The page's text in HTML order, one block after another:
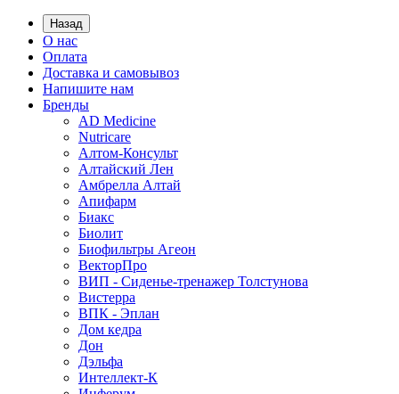
Назад
О нас
Оплата
Доставка и самовывоз
Напишите нам
Бренды
AD Medicine
Nutricare
Алтом-Консульт
Алтайский Лен
Амбрелла Алтай
Апифарм
Биакс
Биолит
Биофильтры Агеон
ВекторПро
ВИП - Сиденье-тренажер Толстунова
Вистерра
ВПК - Эплан
Дом кедра
Дон
Дэльфа
Интеллект-К